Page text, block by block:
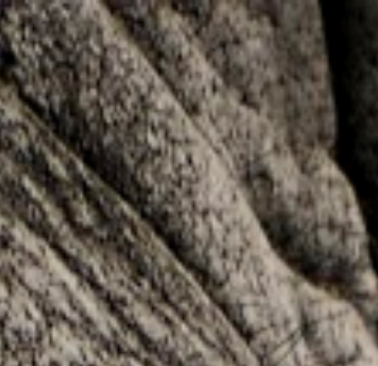
Pular para o conteúdo principal